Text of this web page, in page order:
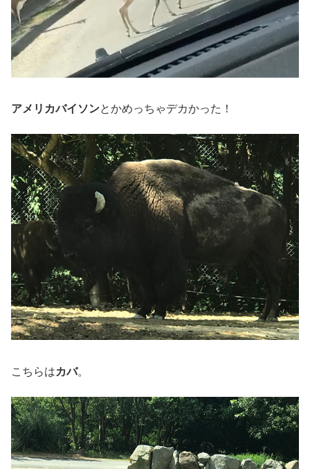
アメリカバイソンとかめっちゃデカかった！
こちらはカバ。